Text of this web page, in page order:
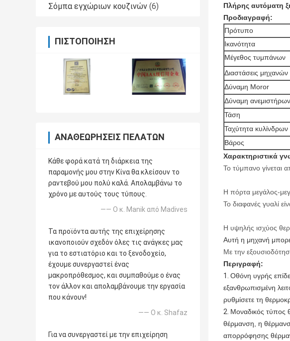
Σόμπα εγχώριων κουζινών (6)
ΠΙΣΤΟΠΟΊΗΣΗ
ΑΝΑΘΕΩΡΉΣΕΙΣ ΠΕΛΑΤΏΝ
Κάθε φορά κατά τη διάρκεια της
παραμονής μου στην Κίνα θα κλείσουν το
ραντεβού μου πολύ καλά. Απολαμβάνω το
χρόνο με αυτούς τους τύπους.
—— Ο κ. Manik από Madives
Τα προϊόντα αυτής της επιχείρησης
ικανοποιούν σχεδόν όλες τις ανάγκες μας
για το εστιατόριο και το ξενοδοχείο,
έχουμε συνεργαστεί ένας
μακροπρόθεσμος, και συμπαθούμε ο ένας
τον άλλον και απολαμβάνουμε την εργασία
που κάνουν!
—— Ο κ. Shafaz
Για να συνεργαστεί με την επιχείρηση
Πλήρης αυτόματη
Προδιαγραφή:
Πρότυπο
Ικανότητα
Μέγεθος τυμπάνων
Διαστάσεις μηχανών
Δύναμη Moror
Δύναμη ανεμιστήρων
Τάση
Ταχύτητα κυλίνδρων
Βάρος
Χαρακτηριστικά
Το τύμπανο γίνεται
Η πόρτα μεγάλος-
Το διαφανές γυαλί
Η υψηλής ισχύος
Αυτή η μηχανή
Με την
Περιγραφή:
1. Οθόνη υγρής
εξανθρωπισμένη
ρυθμίσετε τη
2. Μοναδικός τύπος
θέρμανση, η
απορρόφησης